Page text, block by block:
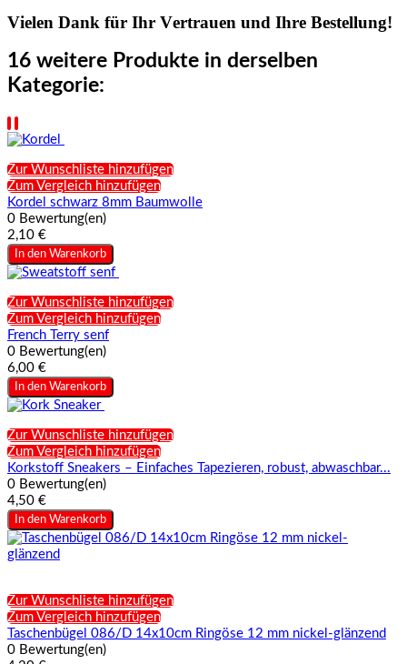
Vielen Dank für Ihr Vertrauen und Ihre Bestellung!
16 weitere Produkte in derselben
Kategorie:
Zur Wunschliste hinzufügen
Zum Vergleich hinzufügen
Kordel schwarz 8mm Baumwolle
0 Bewertung(en)
2,10 €
In den Warenkorb
Zur Wunschliste hinzufügen
Zum Vergleich hinzufügen
French Terry senf
0 Bewertung(en)
6,00 €
In den Warenkorb
Zur Wunschliste hinzufügen
Zum Vergleich hinzufügen
Korkstoff Sneakers – Einfaches Tapezieren, robust, abwaschbar...
0 Bewertung(en)
4,50 €
In den Warenkorb
Zur Wunschliste hinzufügen
Zum Vergleich hinzufügen
Taschenbügel 086/D 14x10cm Ringöse 12 mm nickel-glänzend
0 Bewertung(en)